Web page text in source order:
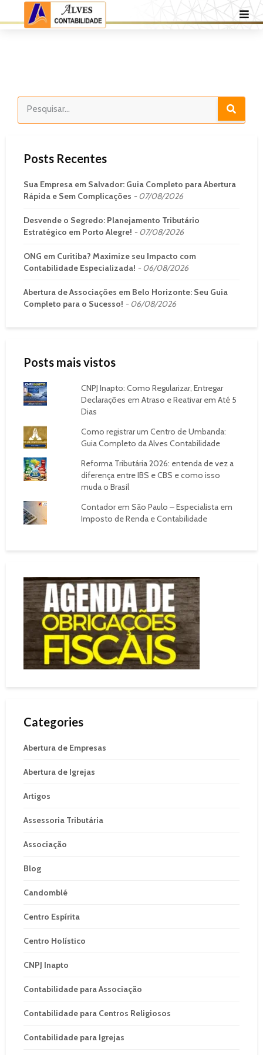
Posts Recentes
Sua Empresa em Salvador: Guia Completo para Abertura
Rápida e Sem Complicações
07/08/2026
Desvende o Segredo: Planejamento Tributário
Estratégico em Porto Alegre!
07/08/2026
ONG em Curitiba? Maximize seu Impacto com
Contabilidade Especializada!
06/08/2026
Abertura de Associações em Belo Horizonte: Seu Guia
Completo para o Sucesso!
06/08/2026
Posts mais vistos
CNPJ Inapto: Como Regularizar, Entregar
Declarações em Atraso e Reativar em Até 5
Dias
Como registrar um Centro de Umbanda:
Guia Completo da Alves Contabilidade
Reforma Tributária 2026: entenda de vez a
diferença entre IBS e CBS e como isso
muda o Brasil
Contador em São Paulo – Especialista em
Imposto de Renda e Contabilidade
Categories
Abertura de Empresas
Abertura de Igrejas
Artigos
Assessoria Tributária
Associação
Blog
Candomblé
Centro Espírita
Centro Holístico
CNPJ Inapto
Contabilidade para Associação
Contabilidade para Centros Religiosos
Contabilidade para Igrejas